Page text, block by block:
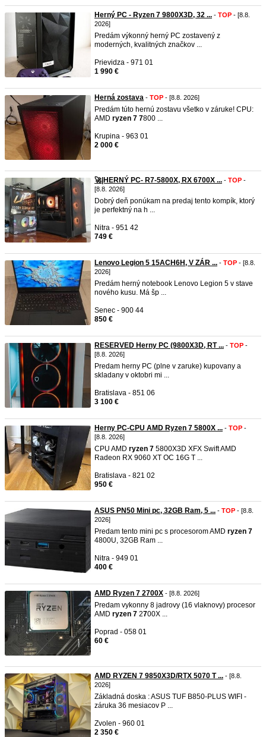
Herný PC - Ryzen 7 9800X3D, 32 ... - TOP - [8.8.
2026]
Predám výkonný herný PC zostavený z
moderných, kvalitných značkov ...
Prievidza - 971 01
1 990 €
Herná zostava - TOP - [8.8. 2026]
Predám túto hernú zostavu všetko v záruke! CPU:
AMD ryzen 7 7800 ...
Krupina - 963 01
2 000 €
🚀|HERNÝ PC- R7-5800X, RX 6700X ... - TOP -
[8.8. 2026]
Dobrý deň ponúkam na predaj tento kompík, ktorý
je perfektný na h ...
Nitra - 951 42
749 €
Lenovo Legion 5 15ACH6H, V ZÁR ... - TOP - [8.8.
2026]
​Predám herný notebook Lenovo Legion 5 v stave
nového kusu. Má šp ...
Senec - 900 44
850 €
RESERVED Herny PC (9800X3D, RT ... - TOP -
[8.8. 2026]
Predam herny PC (plne v zaruke) kupovany a
skladany v oktobri mi ...
Bratislava - 851 06
3 100 €
Herny PC-CPU AMD Ryzen 7 5800X ... - TOP -
[8.8. 2026]
CPU AMD ryzen 7 5800X3D XFX Swift AMD
Radeon RX 9060 XT OC 16G T ...
Bratislava - 821 02
950 €
ASUS PN50 Mini pc, 32GB Ram, 5 ... - TOP - [8.8.
2026]
Predam tento mini pc s procesorom AMD ryzen 7
4800U, 32GB Ram ...
Nitra - 949 01
400 €
AMD Ryzen 7 2700X - [8.8. 2026]
Predam vykonny 8 jadrovy (16 vlaknovy) procesor
AMD ryzen 7 2700X ...
Poprad - 058 01
60 €
AMD RYZEN 7 9850X3D/RTX 5070 T ... - [8.8.
2026]
Základná doska : ASUS TUF B850-PLUS WIFI -
záruka 36 mesiacov P ...
Zvolen - 960 01
2 350 €